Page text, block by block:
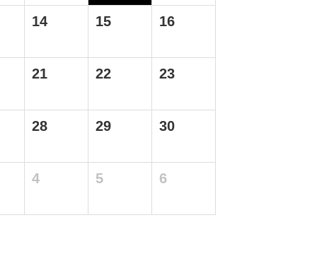
14 15 16
21 22 23
28 29 30
4 5 6